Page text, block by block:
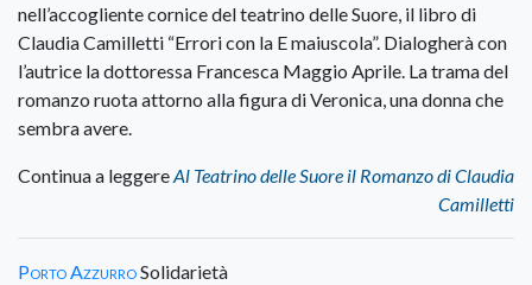
nell’accogliente cornice del teatrino delle Suore, il libro di
Claudia Camilletti “Errori con la E maiuscola”. Dialogherà con
l’autrice la dottoressa Francesca Maggio Aprile. La trama del
romanzo ruota attorno alla figura di Veronica, una donna che
sembra avere.
Continua a leggereAl Teatrino delle Suore il Romanzo di Claudia
Camilletti
Porto AzzurroSolidarietà